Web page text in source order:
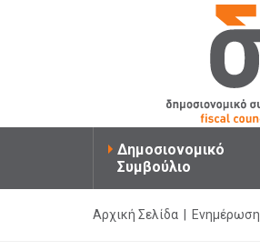
Δημοσιονομικό
Συμβούλιο
Αρχική Σελίδα Ενημέρωση